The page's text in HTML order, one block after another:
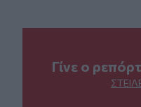
Γίνε ο